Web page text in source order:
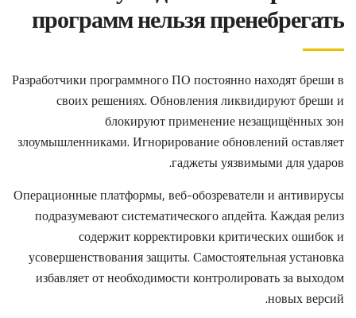
программ нельзя пренебрегать
Разработчики программного ПО постоянно находят бреши в
своих решениях. Обновления ликвидируют бреши и
блокируют применение незащищённых зон
злоумышленниками. Игнорирование обновлений оставляет
гаджеты уязвимыми для ударов.
Операционные платформы, веб-обозреватели и антивирусы
подразумевают систематического апдейта. Каждая релиз
содержит корректировки критических ошибок и
усовершенствования защиты. Самостоятельная установка
избавляет от необходимости контролировать за выходом
новых версий.